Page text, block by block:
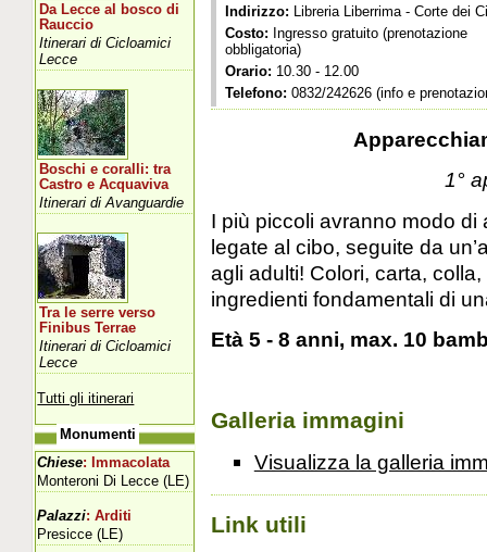
Indirizzo: Libreria Liberrima - Corte dei
Costo: Ingresso gratuito (prenotazione
obbligatoria)
Orario: 10.30 - 12.00
Telefono: 0832/242626 (info e
1°
I più piccoli avranno modo
legate al cibo, seguite da
agli adulti! Colori, carta,
ingredienti fondamentali di
Età 5 - 8 anni, max. 10
Galleria immagini
Visualizza la galleria
Link utili
Da Lecce al bosco di
Rauccio
Itinerari di Cicloamici
Lecce
Boschi e coralli: tra
Castro e Acquaviva
Itinerari di Avanguardie
Tra le serre verso
Finibus Terrae
Itinerari di Cicloamici
Lecce
Tutti gli itinerari
Monumenti
Chiese: Immacolata
Monteroni Di Lecce (LE)
Palazzi: Arditi
Presicce (LE)